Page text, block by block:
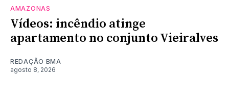
AMAZONAS
Vídeos: incêndio atinge
apartamento no conjunto Vieiralves
REDAÇÃO BMA
agosto 8, 2026